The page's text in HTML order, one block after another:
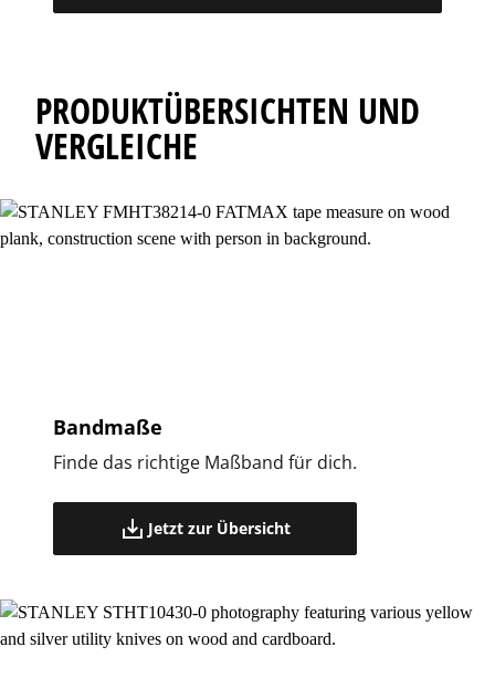
PRODUKTÜBERSICHTEN UND
VERGLEICHE
Bandmaße
Finde das richtige Maßband für dich.
Jetzt zur Übersicht